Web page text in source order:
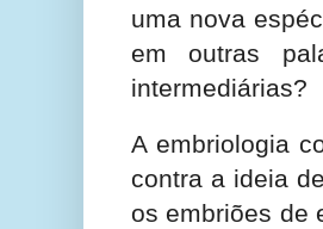
uma nova
em outras
intermediárias?
A embriologia
contra a ideia
os embriões de